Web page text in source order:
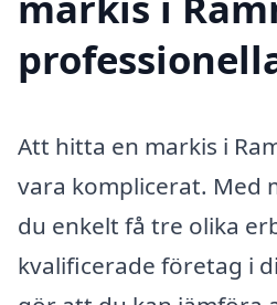
Att hitta en markis i
vara komplicerat. Med
du enkelt få tre olika
kvalificerade företag i